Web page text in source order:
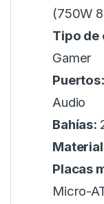
(750W
Tipo de
Gamer
Puertos:
Audio
Bahías:
Placas
Micro-